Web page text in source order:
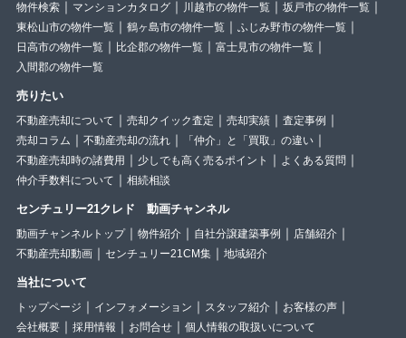
物件検索 マンションカタログ 川越市の物件一覧
坂戸市の物件一覧
東松山市の物件一覧
鶴ヶ島市の物件一覧
ふじみ野市の物件一覧
日高市の物件一覧
比企郡の物件一覧
富士見市の物件一覧
入間郡の物件一覧
売りたい
不動産売却について 売却クイック査定 売却実績
査定事例
売却コラム
不動産売却の流れ
「仲介」と「買取」の違い
不動産売却時の諸費用
少しでも高く売るポイント
よくある質問
仲介手数料について
相続相談
センチュリー21クレド 動画チャンネル
動画チャンネルトップ 物件紹介 自社分譲建築事例
店舗紹介
不動産売却動画
センチュリー21CM集 地域紹介
当社について
トップページ インフォメーション スタッフ紹介
お客様の声
会社概要
採用情報 お問合せ 個人情報の取扱いについて